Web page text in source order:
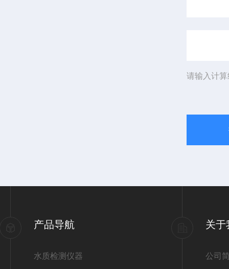
请输入计
产品导航
水质检测仪器
关于
公司